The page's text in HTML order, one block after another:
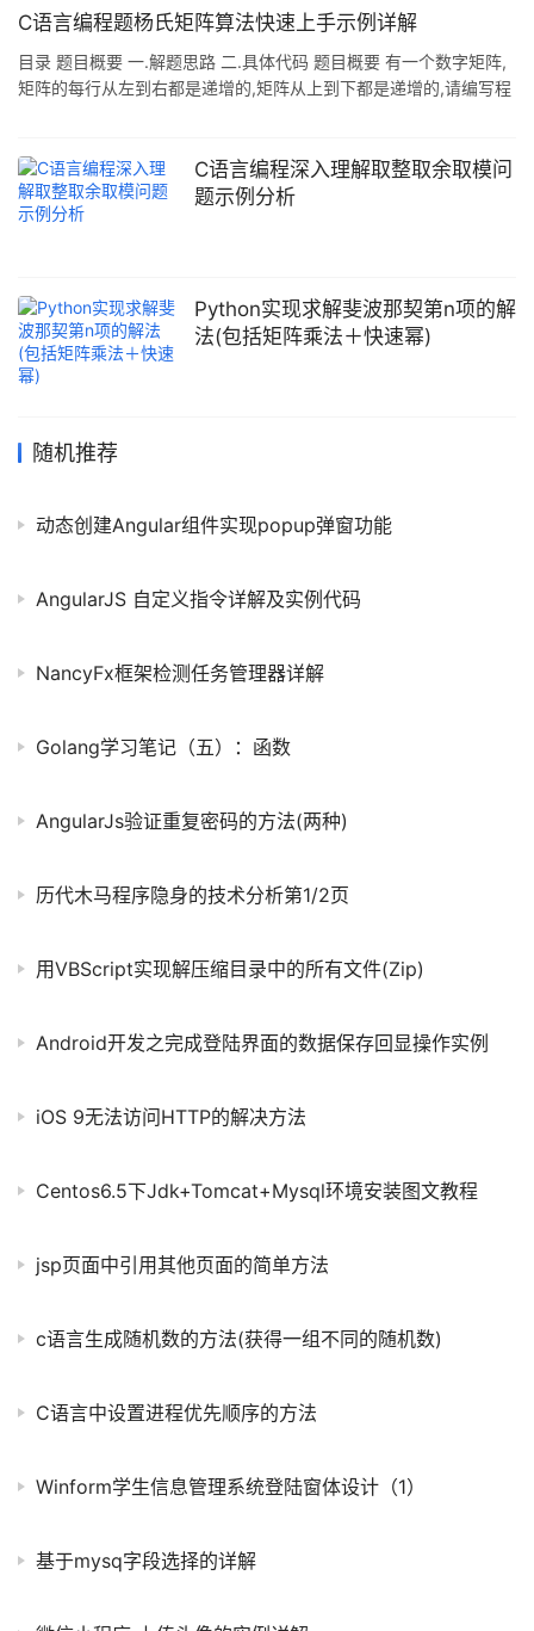
C语言编程题杨氏矩阵算法快速上手示例详解
目录 题目概要 一.解题思路 二.具体代码 题目概要 有一个数字矩阵,
矩阵的每行从左到右都是递增的,矩阵从上到下都是递增的,请编写程
样的想法优点是代码简单且无脑容易上手,但是这样的缺点也很明显,
比如是m *n的数组,你从头到尾遍历,最坏情况要找m *n次.题目给的
相关条件比如从左向右递增,从上向下递增你也完全没有使用,这样的
C语言编程深入理解取整取余取模问
题示例分析
Python实现求解斐波那契第n项的解
法(包括矩阵乘法＋快速幂)
随机推荐
动态创建Angular组件实现popup弹窗功能
AngularJS 自定义指令详解及实例代码
NancyFx框架检测任务管理器详解
Golang学习笔记（五）：函数
AngularJs验证重复密码的方法(两种)
历代木马程序隐身的技术分析第1/2页
用VBScript实现解压缩目录中的所有文件(Zip)
Android开发之完成登陆界面的数据保存回显操作实例
iOS 9无法访问HTTP的解决方法
Centos6.5下Jdk+Tomcat+Mysql环境安装图文教程
jsp页面中引用其他页面的简单方法
c语言生成随机数的方法(获得一组不同的随机数)
C语言中设置进程优先顺序的方法
Winform学生信息管理系统登陆窗体设计（1）
基于mysq字段选择的详解